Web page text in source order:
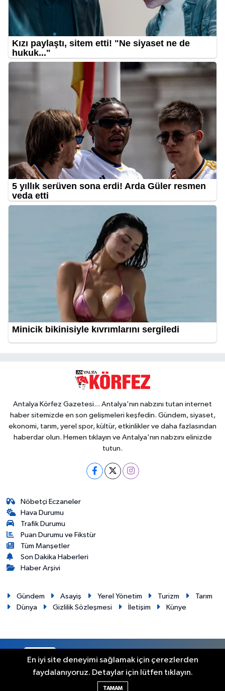
Antalya Körfez Gazetesi... Antalya'nın nabzını tutan internet
haber sitemizde en son gelişmeleri keşfedin. Gündem, siyaset,
ekonomi, tarım, yerel spor, kültür, etkinlikler ve daha fazlasından
haberdar olun. Hemen tıklayın ve Antalya'nın nabzını elinizde
tutun.
Nöbetçi Eczaneler
Hava Durumu
Trafik Durumu
Puan Durumu ve Fikstür
Tüm Manşetler
Son Dakika Haberleri
Haber Arşivi
Gündem Asayiş Yerel Yönetim Turizm
Tarım
Dünya
Gizlilik Sözleşmesi İletişim Künye
RSS Copyright © 2012. Her hakkı saklıdır.
Haber Yazılımı:
En iyi site deneyimi sağlamak için çerezlerden
faydalanıyoruz. Detaylar için lütfen tıklayın.
TAMAM